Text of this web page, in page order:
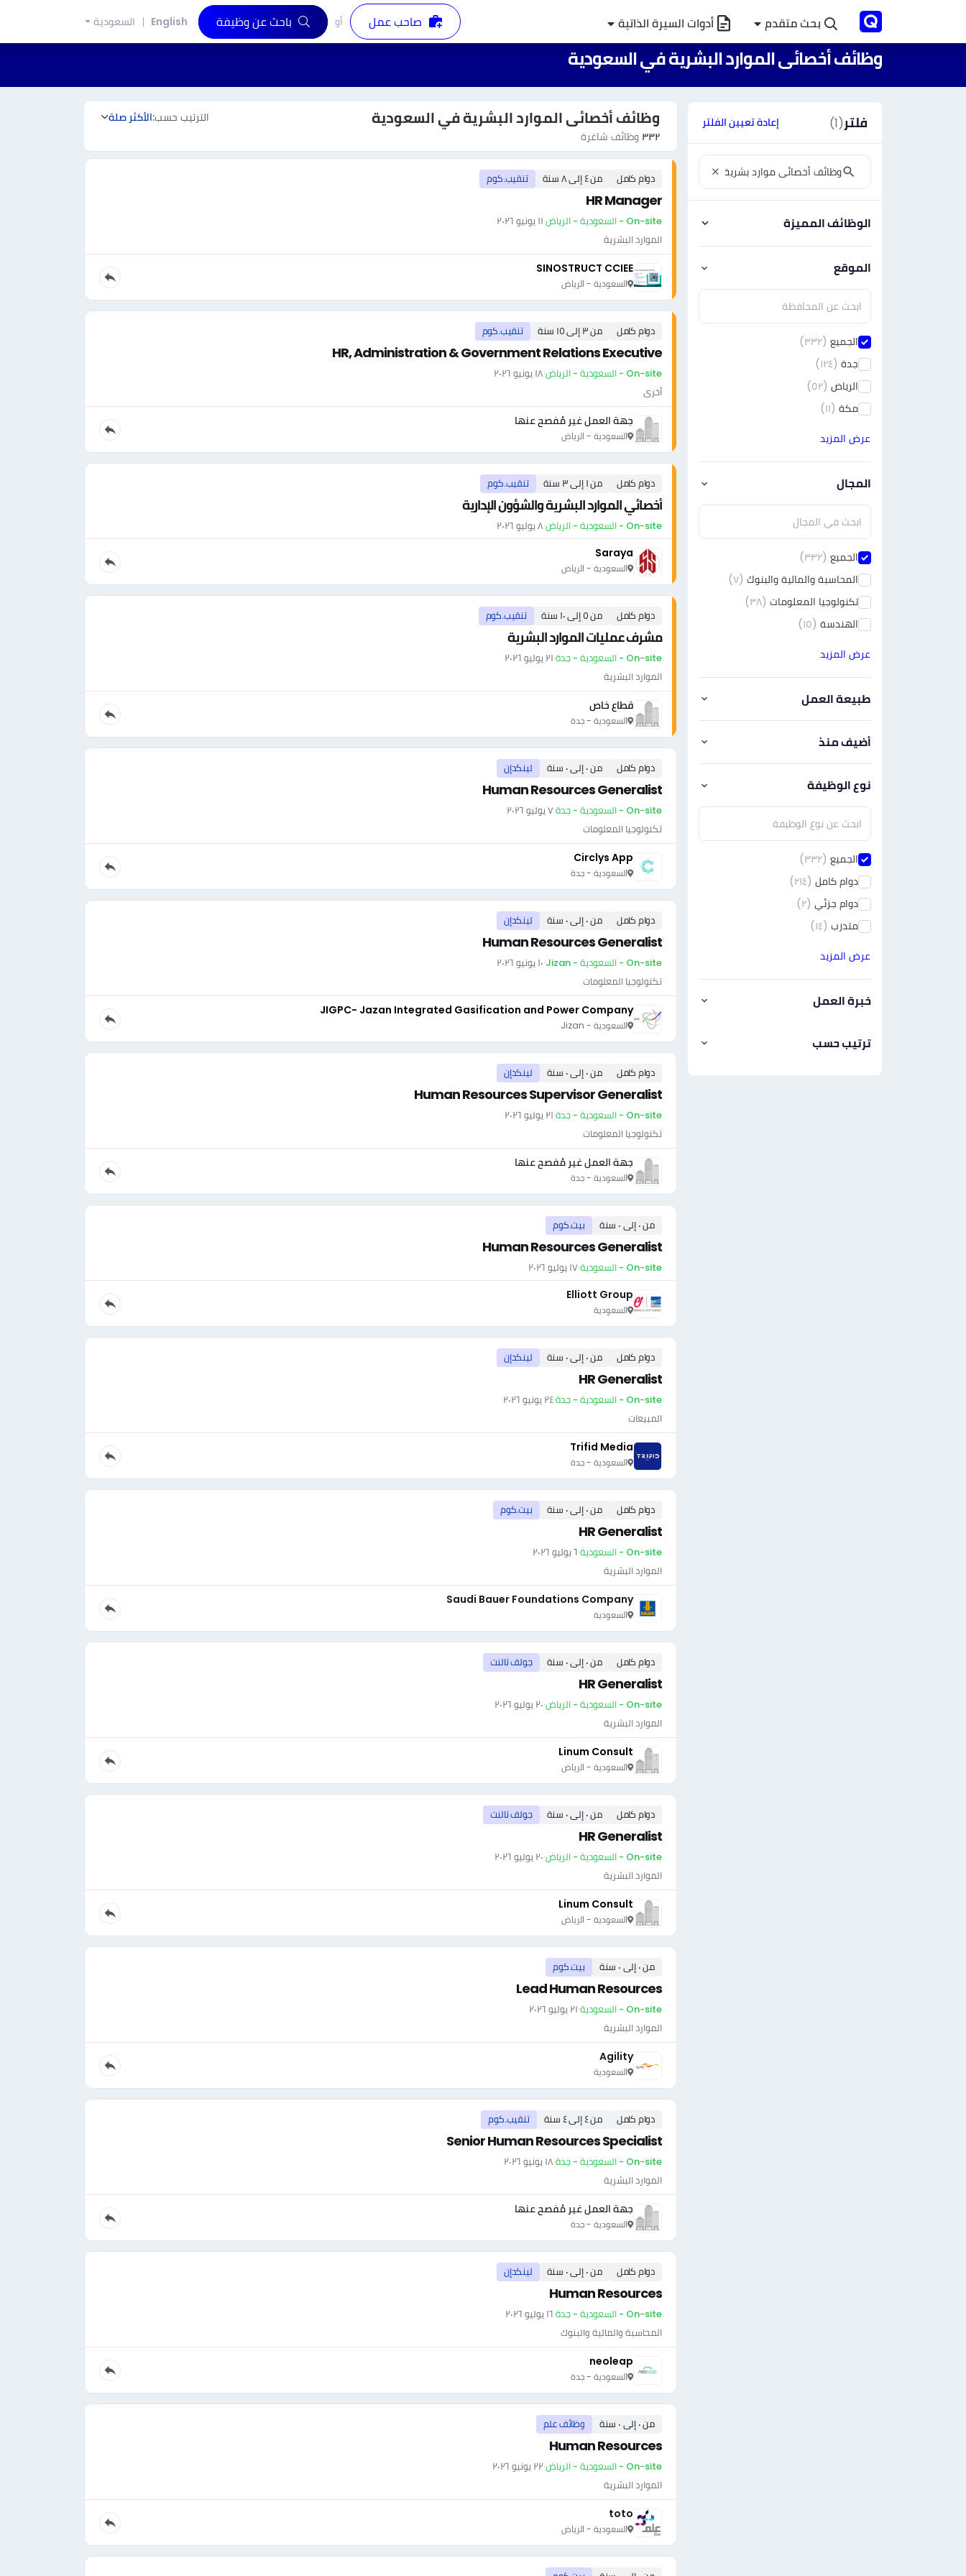
بحث متقدم أدوات السيرة الذاتية صاحب عمل أو باحث عن وظيفة English السعودية
وظائف أخصائى الموارد البشرية في السعودية
فلتر(1) إعادة تعيين الفلتر
الوظائف المميزة
الموقع
الجميع (٣٣٢)
جدة (١٢٤)
الرياض (٥٢)
مكة (١١)
عرض المزيد
المجال
الجميع (٣٣٢)
المحاسبة والمالية والبنوك (٧)
تكنولوجيا المعلومات (٣٨)
الهندسة (١٥)
عرض المزيد
طبيعة العمل
أضيف منذ
نوع الوظيفة
الجميع (٣٣٢)
دوام كامل (٢١٤)
دوام جزئي (٢)
متدرب (١٤)
عرض المزيد
خبرة العمل
ترتيب حسب
وظائف أخصائى الموارد البشرية في السعودية
٣٣٢ وظائف شاغرة
الترتيب حسب:الأكثر صلة
دوام كامل من ٤ إلى ٨ سنة تنقيب.كوم
HR Manager
On-site - السعودية - الرياض ·١١ يونيو ٢٠٢٦
الموارد البشرية
SINOSTRUCT CCIEE
السعودية - الرياض
دوام كامل من ٣ إلى ١٥ سنة تنقيب.كوم
HR, Administration & Government Relations Executive
On-site - السعودية - الرياض ·١٨ يونيو ٢٠٢٦
أخرى
جهة العمل غير مُفصح عنها
السعودية - الرياض
دوام كامل من ١ إلى ٣ سنة تنقيب.كوم
أخصائي الموارد البشرية والشؤون الإدارية
On-site - السعودية - الرياض ·٨ يوليو ٢٠٢٦
Saraya
السعودية - الرياض
دوام كامل من ٥ إلى ١٠ سنة تنقيب.كوم
مشرف عمليات الموارد البشرية
On-site - السعودية - جدة ·٢١ يوليو ٢٠٢٦
الموارد البشرية
قطاع خاص
السعودية - جدة
دوام كامل من ٠ إلى ٠ سنة لينكدإن
Human Resources Generalist
On-site - السعودية - جدة ·٧ يوليو ٢٠٢٦
تكنولوجيا المعلومات
Circlys App
السعودية - جدة
دوام كامل من ٠ إلى ٠ سنة لينكدإن
Human Resources Generalist
On-site - السعودية - Jizan ·١٠ يونيو ٢٠٢٦
تكنولوجيا المعلومات
JIGPC- Jazan Integrated Gasification and Power Company
السعودية - Jizan
دوام كامل من ٠ إلى ٠ سنة لينكدإن
Human Resources Supervisor Generalist
On-site - السعودية - جدة ·٢١ يوليو ٢٠٢٦
تكنولوجيا المعلومات
جهة العمل غير مُفصح عنها
السعودية - جدة
من ٠ إلى ٠ سنة بيت.كوم
Human Resources Generalist
On-site - السعودية ·١٧ يوليو ٢٠٢٦
Elliott Group
السعودية
دوام كامل من ٠ إلى ٠ سنة لينكدإن
HR Generalist
On-site - السعودية - جدة ·٢٤ يونيو ٢٠٢٦
المبيعات
Trifid Media
السعودية - جدة
دوام كامل من ٠ إلى ٠ سنة بيت.كوم
HR Generalist
On-site - السعودية ·٦ يوليو ٢٠٢٦
الموارد البشرية
Saudi Bauer Foundations Company
السعودية
دوام كامل من ٠ إلى ٠ سنة جولف تالنت
HR Generalist
On-site - السعودية - الرياض ·٢٠ يوليو ٢٠٢٦
الموارد البشرية
Linum Consult
السعودية - الرياض
دوام كامل من ٠ إلى ٠ سنة جولف تالنت
HR Generalist
On-site - السعودية - الرياض ·٢٠ يوليو ٢٠٢٦
الموارد البشرية
Linum Consult
السعودية - الرياض
من ٠ إلى ٠ سنة بيت.كوم
Lead Human Resources
On-site - السعودية ·٢١ يوليو ٢٠٢٦
الموارد البشرية
Agility
السعودية
دوام كامل من ٤ إلى ٤ سنة تنقيب.كوم
Senior Human Resources Specialist
On-site - السعودية - جدة ·١٨ يونيو ٢٠٢٦
الموارد البشرية
جهة العمل غير مُفصح عنها
السعودية - جدة
دوام كامل من ٠ إلى ٠ سنة لينكدإن
Human Resources
On-site - السعودية - جدة ·١٦ يوليو ٢٠٢٦
المحاسبة والمالية والبنوك
neoleap
السعودية - جدة
من ٠ إلى ٠ سنة وظائف علم
Human Resources
On-site - السعودية - الرياض ·٢٢ يونيو ٢٠٢٦
الموارد البشرية
toto
السعودية - الرياض